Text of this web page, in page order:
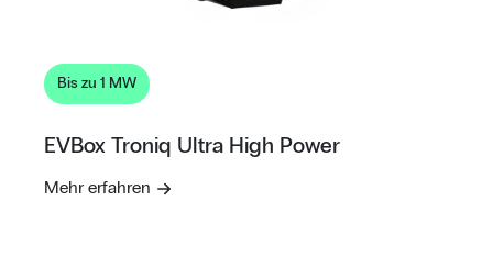
Bis zu 1 MW
EVBox Troniq Ultra High Power
Mehr erfahren